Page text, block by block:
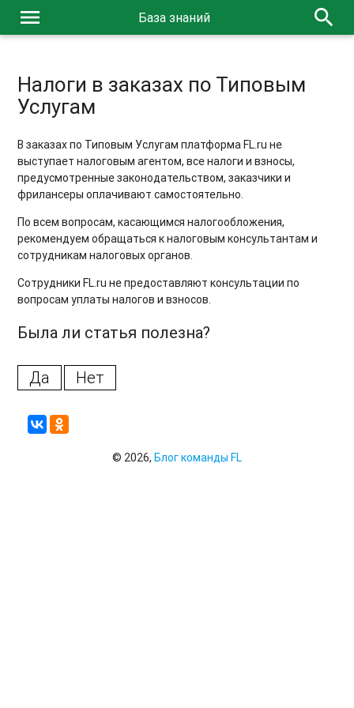
menu База знаний search
Налоги в заказах по Типовым
Услугам
В заказах по Типовым Услугам платформа FL.ru не
выступает налоговым агентом, все налоги и взносы,
предусмотренные законодательством, заказчики и
фрилансеры оплачивают самостоятельно.
По всем вопросам, касающимся налогообложения,
рекомендуем обращаться к налоговым консультантам и
сотрудникам налоговых органов.
Сотрудники FL.ru не предоставляют консультации по
вопросам уплаты налогов и взносов.
Была ли статья полезна?
Да Нет
© 2026, Блог команды FL